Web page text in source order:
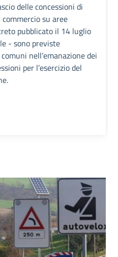
delle concessioni di
su aree
pubblicato il 14 luglio
- sono previste
nell’emanazione dei
per l’esercizio del